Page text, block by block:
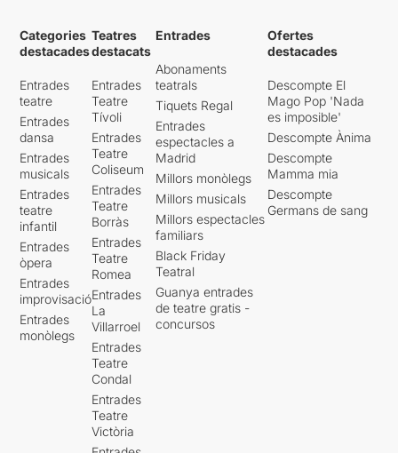
Categories
destacades
Entrades
teatre
Entrades
dansa
Entrades
musicals
Entrades
teatre
infantil
Entrades
òpera
Entrades
improvisació
Entrades
monòlegs
Teatres
destacats
Entrades
Teatre
Tívoli
Entrades
Teatre
Coliseum
Entrades
Teatre
Borràs
Entrades
Teatre
Romea
Entrades
La
Villarroel
Entrades
Teatre
Condal
Entrades
Teatre
Victòria
Entrades
Abonaments
teatrals
Tiquets Regal
Entrades
espectacles a
Madrid
Millors monòlegs
Millors musicals
Millors espectacles
familiars
Black Friday
Teatral
Guanya entrades
de teatre gratis -
concursos
Ofertes
destacades
Descompte El
Mago Pop 'Nada
es imposible'
Descompte Ànima
Descompte
Mamma mia
Descompte
Germans de sang